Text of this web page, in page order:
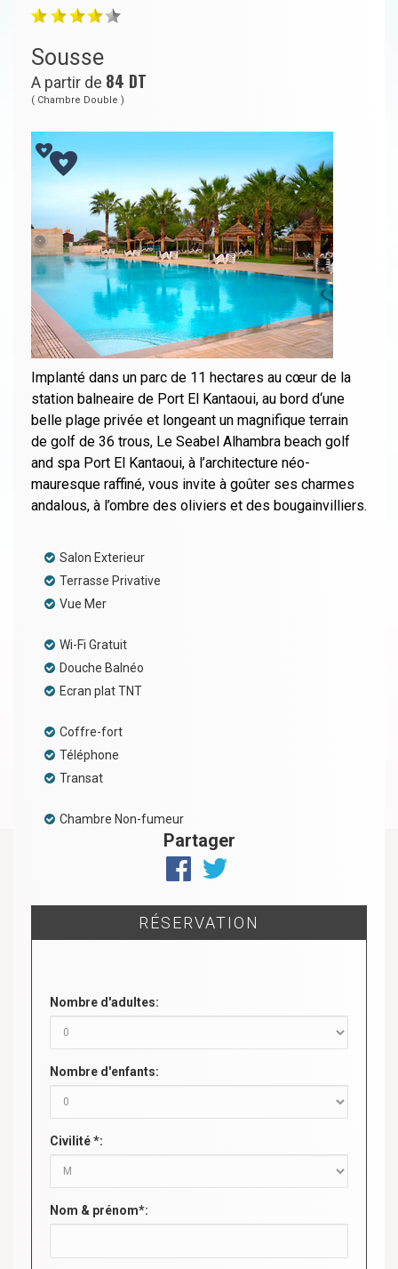
Sousse
A partir de 84 DT
( Chambre Double )
Implanté dans un parc de 11 hectares au cœur de la
station balneaire de Port El Kantaoui, au bord d‘une
belle plage privée et longeant un magnifique terrain
de golf de 36 trous, Le Seabel Alhambra beach golf
and spa Port El Kantaoui, à l’architecture néo-
mauresque raffiné, vous invite à goûter ses charmes
andalous, à l’ombre des oliviers et des bougainvilliers.
Salon Exterieur
Terrasse Privative
Vue Mer
Wi-Fi Gratuit
Douche Balnéo
Ecran plat TNT
Coffre-fort
Téléphone
Transat
Chambre Non-fumeur
Partager
RÉSERVATION
Nombre d'adultes:
Nombre d'enfants:
Civilité *:
Nom & prénom*: